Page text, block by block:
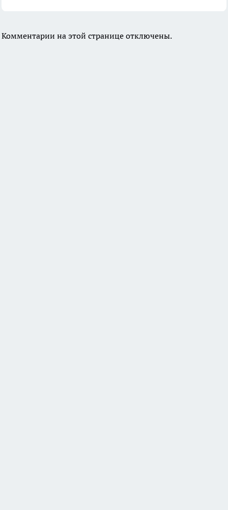
Комментарии на этой странице отключены.